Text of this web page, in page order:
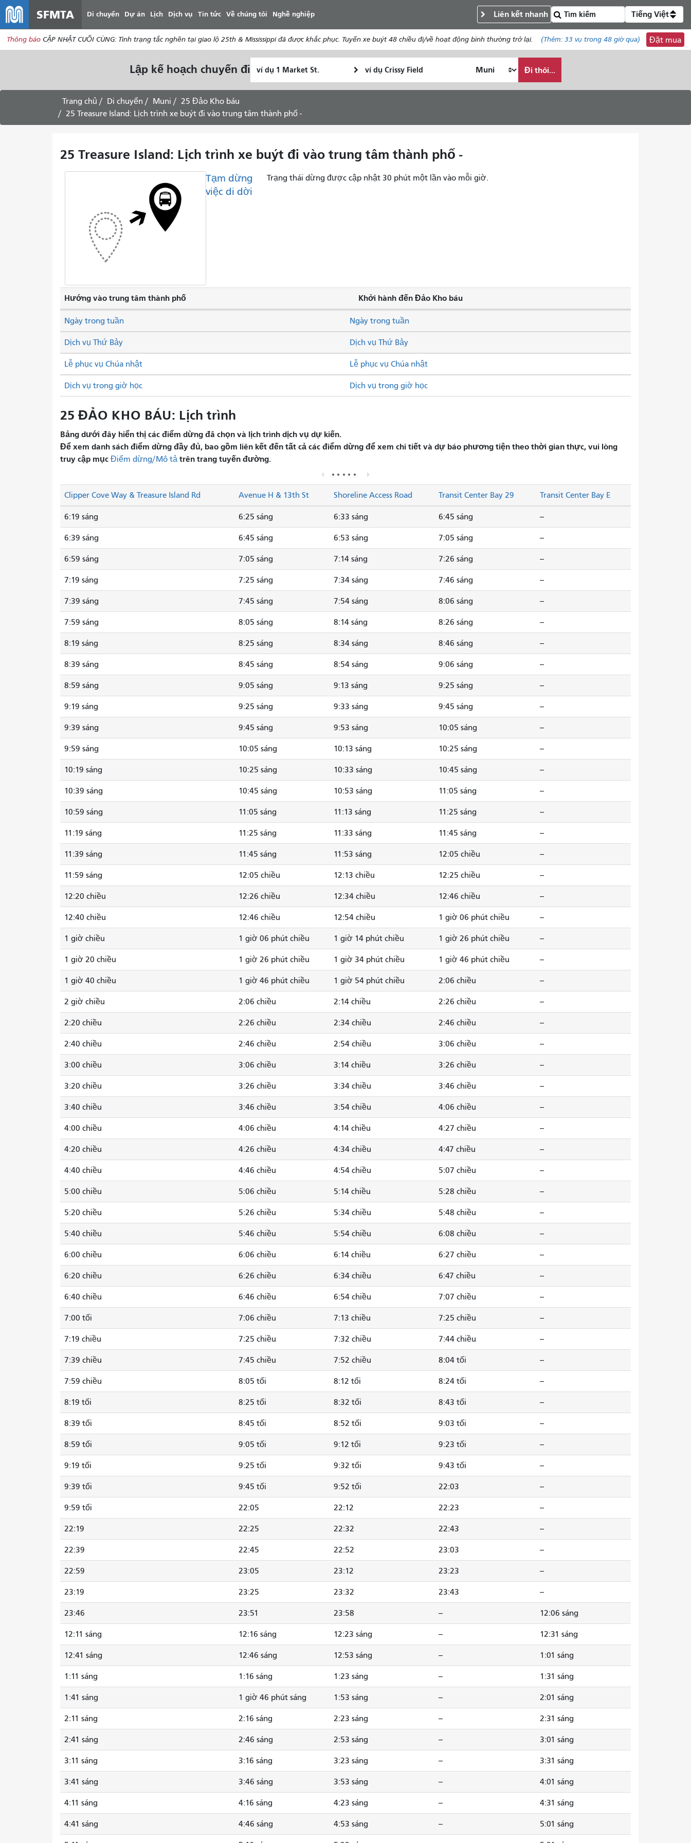
dung
SFMTA Di chuyển Dự án Lịch Dịch vụ Tin tức Về chúng tôi Nghề nghiệp Liên kết nhanh Tiếng Việt
Thông báo CẬP NHẬT CUỐI CÙNG: Tình trạng tắc nghẽn tại giao lộ 25th & Mississippi đã được khắc phục. Tuyến xe buýt 48 chiều đi/về hoạt động bình thường trở lại. (Thêm:33 vụ trong 48 giờ qua) Đặt mua
Lập kế hoạch chuyến đi
bắt
kết
Tôi
muốn
lịch
thế
nào
Đi thôi...
Trang chủ Di chuyển Muni
25 Đảo Kho báu
25 Treasure Island: Lịch trình xe buýt đi vào trung tâm thành phố -
25 Treasure Island: Lịch trình xe buýt đi vào trung tâm thành phố -
Tạm dừng
việc di dời
Trạng thái dừng được cập nhật 30 phút một lần vào mỗi giờ.
Hướng vào trung tâm thành phố Khởi hành đến Đảo Kho báu
Dịch vụ Thứ Bảy Dịch vụ Thứ Bảy
Lễ phục vụ Chúa nhật Lễ phục vụ Chúa nhật
Ngày trong tuần Ngày trong tuần
Dịch vụ trong giờ học Dịch vụ trong giờ học
25 ĐẢO KHO BÁU: Lịch trình
Bảng dưới đây hiển thị các điểm dừng đã chọn và lịch trình dịch vụ dự kiến.
Để xem danh sách điểm dừng đầy đủ, bao gồm liên kết đến tất cả các điểm dừng để xem chi tiết và dự báo phương tiện theo thời gian thực, vui lòng
truy cập mục Điểm dừng/Mô tả trên trang tuyến đường.
Clipper Cove Way & Treasure Island Rd Avenue H & 13th St Shoreline Access Road Transit Center Bay 29 Transit Center Bay E
6:19 sáng 6:25 sáng 6:33 sáng 6:45 sáng --
6:39 sáng 6:45 sáng 6:53 sáng 7:05 sáng --
6:59 sáng 7:05 sáng 7:14 sáng 7:26 sáng --
7:19 sáng 7:25 sáng 7:34 sáng 7:46 sáng --
7:39 sáng 7:45 sáng 7:54 sáng 8:06 sáng --
7:59 sáng 8:05 sáng 8:14 sáng 8:26 sáng --
8:19 sáng 8:25 sáng 8:34 sáng 8:46 sáng --
8:39 sáng 8:45 sáng 8:54 sáng 9:06 sáng --
8:59 sáng 9:05 sáng 9:13 sáng 9:25 sáng --
9:19 sáng 9:25 sáng 9:33 sáng 9:45 sáng --
9:39 sáng 9:45 sáng 9:53 sáng 10:05 sáng --
9:59 sáng 10:05 sáng 10:13 sáng 10:25 sáng --
10:19 sáng 10:25 sáng 10:33 sáng 10:45 sáng --
10:39 sáng 10:45 sáng 10:53 sáng 11:05 sáng --
10:59 sáng 11:05 sáng 11:13 sáng 11:25 sáng --
11:19 sáng 11:25 sáng 11:33 sáng 11:45 sáng --
11:39 sáng 11:45 sáng 11:53 sáng 12:05 chiều --
11:59 sáng 12:05 chiều 12:13 chiều 12:25 chiều --
12:20 chiều 12:26 chiều 12:34 chiều 12:46 chiều --
12:40 chiều 12:46 chiều 12:54 chiều 1 giờ 06 phút chiều --
1 giờ chiều 1 giờ 06 phút chiều 1 giờ 14 phút chiều 1 giờ 26 phút chiều --
1 giờ 20 chiều 1 giờ 26 phút chiều 1 giờ 34 phút chiều 1 giờ 46 phút chiều --
1 giờ 40 chiều 1 giờ 46 phút chiều 1 giờ 54 phút chiều 2:06 chiều --
2 giờ chiều 2:06 chiều 2:14 chiều 2:26 chiều --
2:20 chiều 2:26 chiều 2:34 chiều 2:46 chiều --
2:40 chiều 2:46 chiều 2:54 chiều 3:06 chiều --
3:00 chiều 3:06 chiều 3:14 chiều 3:26 chiều --
3:20 chiều 3:26 chiều 3:34 chiều 3:46 chiều --
3:40 chiều 3:46 chiều 3:54 chiều 4:06 chiều --
4:00 chiều 4:06 chiều 4:14 chiều 4:27 chiều --
4:20 chiều 4:26 chiều 4:34 chiều 4:47 chiều --
4:40 chiều 4:46 chiều 4:54 chiều 5:07 chiều --
5:00 chiều 5:06 chiều 5:14 chiều 5:28 chiều --
5:20 chiều 5:26 chiều 5:34 chiều 5:48 chiều --
5:40 chiều 5:46 chiều 5:54 chiều 6:08 chiều --
6:00 chiều 6:06 chiều 6:14 chiều 6:27 chiều --
6:20 chiều 6:26 chiều 6:34 chiều 6:47 chiều --
6:40 chiều 6:46 chiều 6:54 chiều 7:07 chiều --
7:00 tối 7:06 chiều 7:13 chiều 7:25 chiều --
7:19 chiều 7:25 chiều 7:32 chiều 7:44 chiều --
7:39 chiều 7:45 chiều 7:52 chiều 8:04 tối --
7:59 chiều 8:05 tối 8:12 tối 8:24 tối --
8:19 tối 8:25 tối 8:32 tối 8:43 tối --
8:39 tối 8:45 tối 8:52 tối 9:03 tối --
8:59 tối 9:05 tối 9:12 tối 9:23 tối --
9:19 tối 9:25 tối 9:32 tối 9:43 tối --
9:39 tối 9:45 tối 9:52 tối 22:03 --
9:59 tối 22:05 22:12 22:23 --
22:19 22:25 22:32 22:43 --
22:39 22:45 22:52 23:03 --
22:59 23:05 23:12 23:23 --
23:19 23:25 23:32 23:43 --
23:46 23:51 23:58 -- 12:06 sáng
12:11 sáng 12:16 sáng 12:23 sáng -- 12:31 sáng
12:41 sáng 12:46 sáng 12:53 sáng -- 1:01 sáng
1:11 sáng 1:16 sáng 1:23 sáng -- 1:31 sáng
1:41 sáng 1 giờ 46 phút sáng 1:53 sáng -- 2:01 sáng
2:11 sáng 2:16 sáng 2:23 sáng -- 2:31 sáng
2:41 sáng 2:46 sáng 2:53 sáng -- 3:01 sáng
3:11 sáng 3:16 sáng 3:23 sáng -- 3:31 sáng
3:41 sáng 3:46 sáng 3:53 sáng -- 4:01 sáng
4:11 sáng 4:16 sáng 4:23 sáng -- 4:31 sáng
4:41 sáng 4:46 sáng 4:53 sáng -- 5:01 sáng